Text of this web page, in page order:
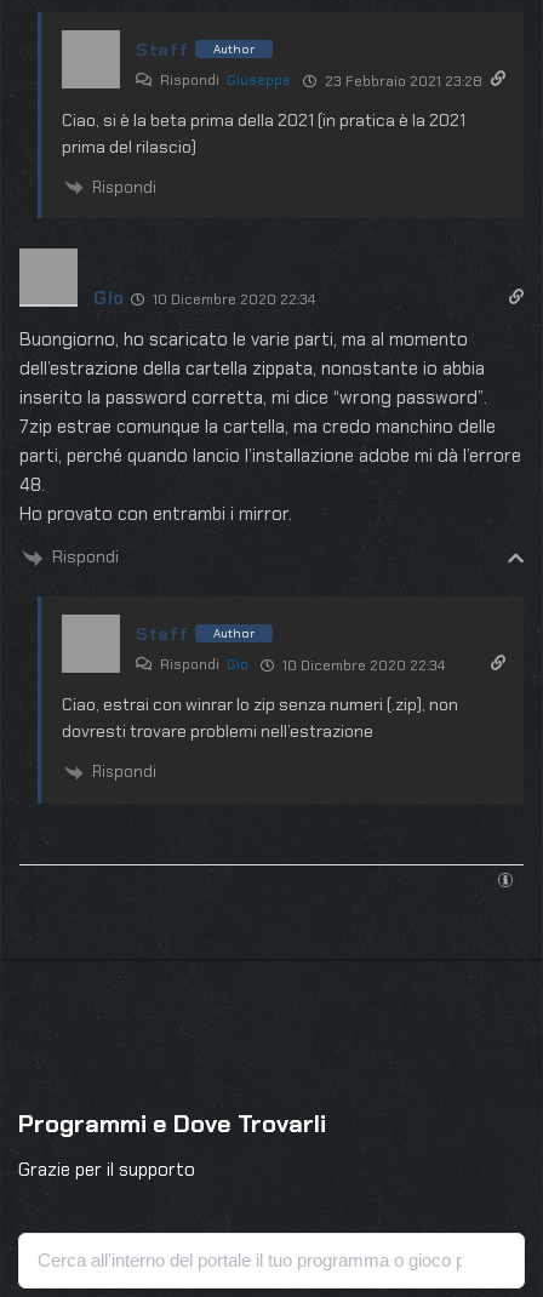
Staff Author
Rispondi Giuseppe 23 Febbraio 2021 23:28
Ciao, si è la beta prima della 2021 (in pratica è la 2021
prima del rilascio)
Rispondi
Gio 10 Dicembre 2020 22:34
Buongiorno, ho scaricato le varie parti, ma al momento
dell’estrazione della cartella zippata, nonostante io abbia
inserito la password corretta, mi dice “wrong password”.
7zip estrae comunque la cartella, ma credo manchino delle
parti, perché quando lancio l’installazione adobe mi dà l’errore
48.
Ho provato con entrambi i mirror.
Rispondi
Staff Author
Rispondi Gio 10 Dicembre 2020 22:34
Ciao, estrai con winrar lo zip senza numeri (.zip), non
dovresti trovare problemi nell’estrazione
Rispondi
Programmi e Dove Trovarli
Grazie per il supporto